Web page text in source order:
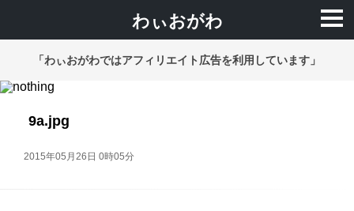
わぃおがわ
「わぃおがわではアフィリエイト広告を利用しています」
9a.jpg
2015年05月26日 0時05分